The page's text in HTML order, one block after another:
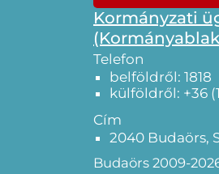
Kormányzati
Telefon
belföldről: 1818
külföldről: +36
Cím
2040 Budaörs,
Budaörs 2009-